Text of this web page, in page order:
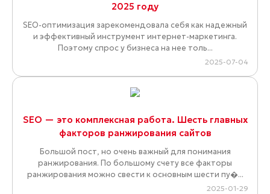
2025 году
SEO-оптимизация зарекомендовала себя как надежный
и эффективный инструмент интернет-маркетинга.
Поэтому спрос у бизнеса на нее толь...
2025-07-04
SEO — это комплексная работа. Шесть главных
факторов ранжирования сайтов
Большой пост, но очень важный для понимания
ранжирования. По большому счету все факторы
ранжирования можно свести к основным шести пу�...
2025-01-29